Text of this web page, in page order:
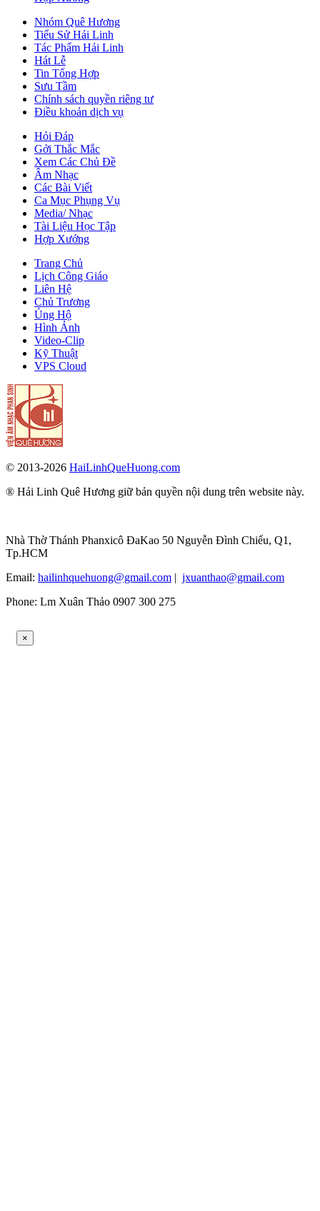
Nhóm Quê Hương
Tiểu Sử Hải Linh
Tác Phẩm Hải Linh
Hát Lễ
Tin Tổng Hợp
Sưu Tầm
Chính sách quyền riêng tư
Điều khoản dịch vụ
Hỏi Đáp
Gởi Thắc Mắc
Xem Các Chủ Đề
Âm Nhạc
Các Bài Viết
Ca Mục Phụng Vụ
Media/ Nhạc
Tài Liệu Học Tập
Hợp Xướng
Trang Chủ
Lịch Công Giáo
Liên Hệ
Chủ Trương
Ủng Hộ
Hình Ảnh
Video-Clip
Kỹ Thuật
VPS Cloud
© 2013-2026 HaiLinhQueHuong.com
® Hải Linh Quê Hương giữ bản quyền nội dung trên website này.
Nhà Thờ Thánh Phanxicô ĐaKao 50 Nguyễn Đình Chiểu, Q1,
Tp.HCM
Email: hailinhquehuong@gmail.com | jxuanthao@gmail.com
Phone: Lm Xuân Thảo 0907 300 275
×